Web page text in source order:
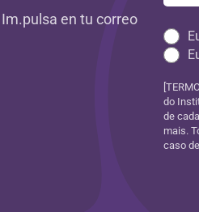
en tu correo
do
de
mais.
caso